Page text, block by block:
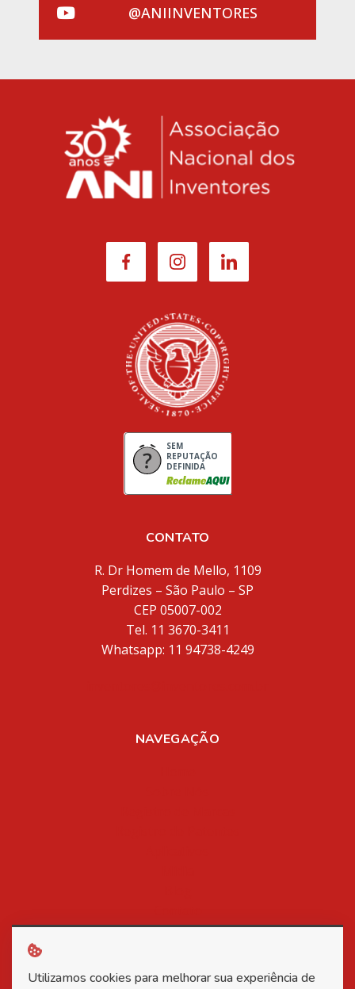
@ANIINVENTORES
SEM
REPUTAÇÃO
DEFINIDA
CONTATO
R. Dr Homem de Mello, 1109
Perdizes – São Paulo – SP
CEP 05007-002
Tel. 11 3670-3411
Whatsapp: 11 94738-4249
NAVEGAÇÃO
Política de Privacidade
Utilizamos cookies para melhorar sua experiência de